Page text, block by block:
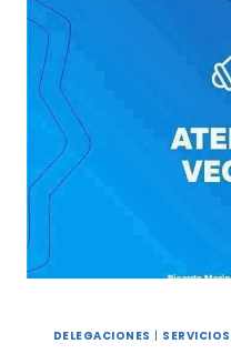
DELEGACIONES | SERVICIOS